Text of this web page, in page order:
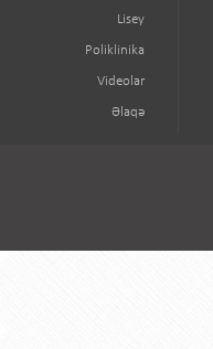
Lisey
Poliklinika
Videolar
Əlaqə